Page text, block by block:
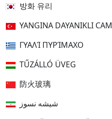
방화 유리
YANGINA DAYANIKLI CAM
ΓΥΑΛΊ ΠΥΡΊΜΑΧΟ
TŰZÁLLÓ ÜVEG
防火玻璃
شیشه نسوز